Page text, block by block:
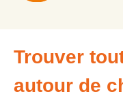
Trouver
autour de